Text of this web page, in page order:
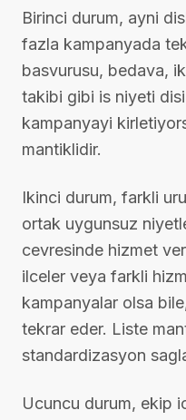
Birinci durum, ayni
fazla kampanyada
basvurusu, bedava,
takibi gibi is niyeti
kampanyayi
mantiklidir.
Ikinci durum, farkli
ortak uygunsuz
cevresinde hizmet
ilceler veya farkli
kampanyalar olsa
tekrar eder. Liste
standardizasyon
Ucuncu durum, ekip